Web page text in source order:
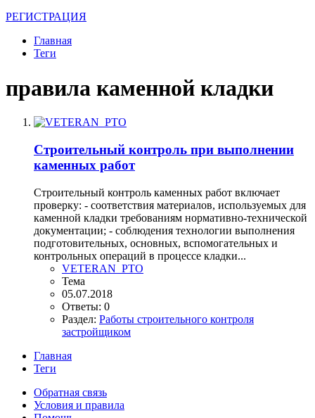
РЕГИСТРАЦИЯ
Главная
Теги
правила каменной кладки
Строительный контроль при выполнении
каменных работ
Строительный контроль каменных работ включает
проверку: - соответствия материалов, используемых для
каменной кладки требованиям нормативно-технической
документации; - соблюдения технологии выполнения
подготовительных, основных, вспомогательных и
контрольных операций в процессе кладки...
VETERAN_PTO
Тема
05.07.2018
Ответы: 0
Раздел: Работы строительного контроля
застройщиком
Главная
Теги
Обратная связь
Условия и правила